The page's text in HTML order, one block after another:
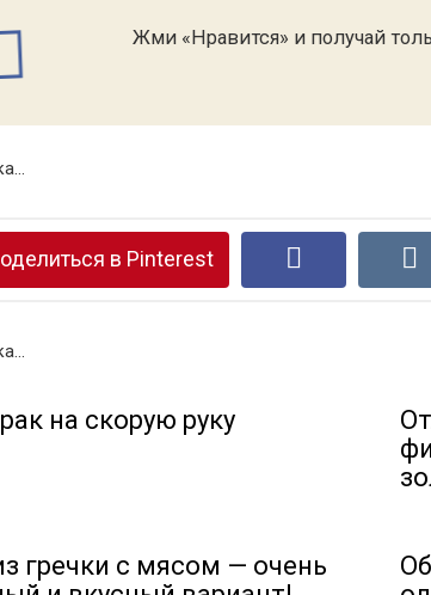
Жми «Нравится» и получай
в Pinterest
на скорую руку
гречки с мясом — очень